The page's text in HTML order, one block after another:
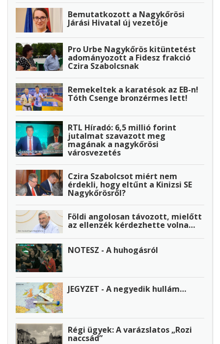
Bemutatkozott a Nagykőrösi
Járási Hivatal új vezetője
Pro Urbe Nagykőrös kitüntetést
adományozott a Fidesz frakció
Czira Szabolcsnak
Remekeltek a karatésok az EB-n!
Tóth Csenge bronzérmes lett!
RTL Híradó: 6,5 millió forint
jutalmat szavazott meg
magának a nagykőrösi
városvezetés
Czira Szabolcsot miért nem
érdekli, hogy eltűnt a Kinizsi SE
Nagykőrösről?
Földi angolosan távozott, mielőtt
az ellenzék kérdezhette volna…
NOTESZ - A huhogásról
JEGYZET - A negyedik hullám…
Régi ügyek: A varázslatos „Rozi
naccsád”